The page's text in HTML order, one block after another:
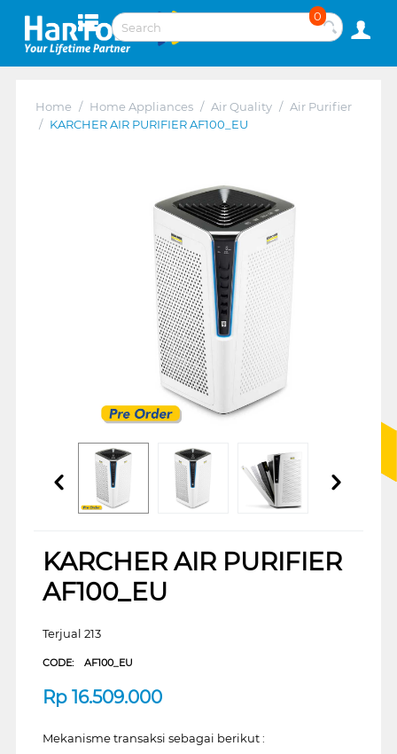
0
Home / Home Appliances / Air Quality / Air Purifier
/ KARCHER AIR PURIFIER AF100_EU
KARCHER AIR PURIFIER
AF100_EU
Terjual 213
CODE: AF100_EU
Rp 16.509.000
Mekanisme transaksi sebagai berikut :